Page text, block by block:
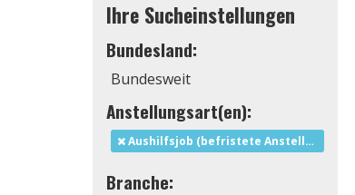
Ihre Sucheinstellungen
Bundesland:
Bundesweit
Anstellungsart(en):
Aushilfsjob (befristete Anstellung)
Branche: